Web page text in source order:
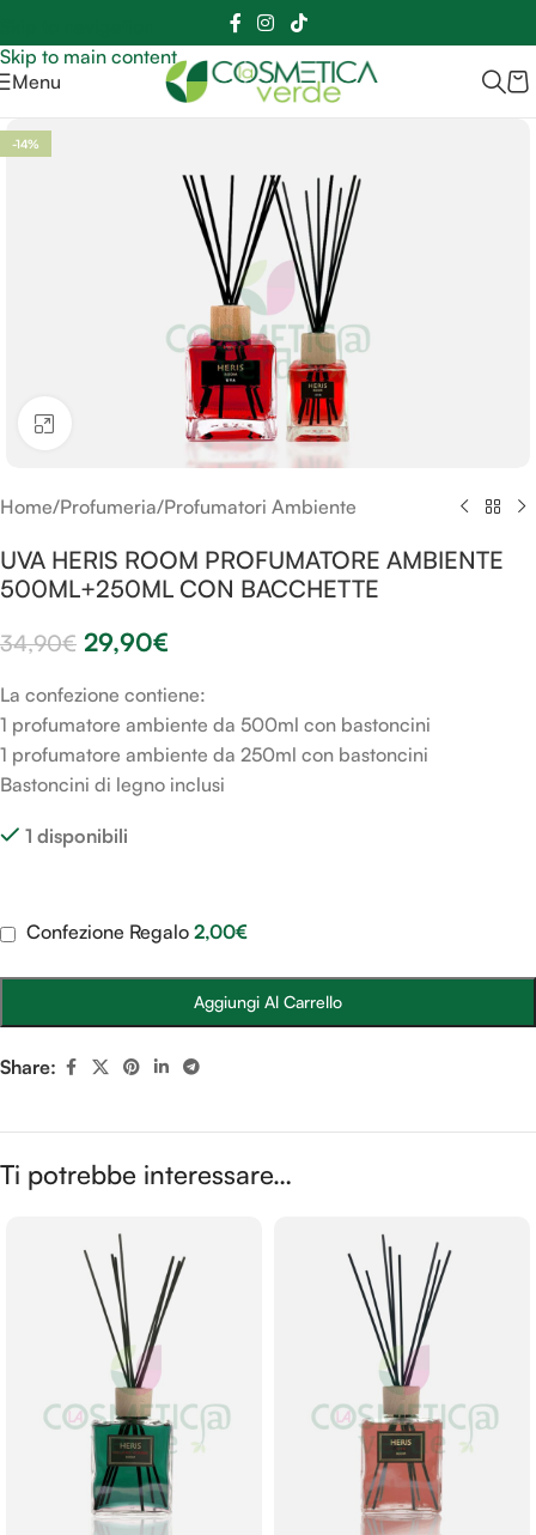
Skip to main content
Sei hai domande contattaci 📲3341056025 - 3886572748
Menu
-14%
Clicca per ingrandire
Home/Profumeria/Profumatori Ambiente
UVA HERIS ROOM PROFUMATORE AMBIENTE
500ML+250ML CON BACCHETTE
34,90€ 29,90€
La confezione contiene:
1 profumatore ambiente da 500ml con bastoncini
1 profumatore ambiente da 250ml con bastoncini
Bastoncini di legno inclusi
1 disponibili
Aggiungi Al Carrello
Confezione Regalo 2,00€
Share:
Ti potrebbe interessare…